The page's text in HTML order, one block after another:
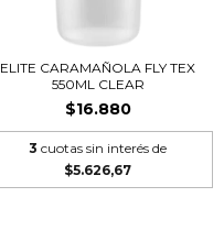
ELITE CARAMAÑOLA FLY TEX
550ML CLEAR
$16.880
3 cuotas sin interés de
$5.626,67